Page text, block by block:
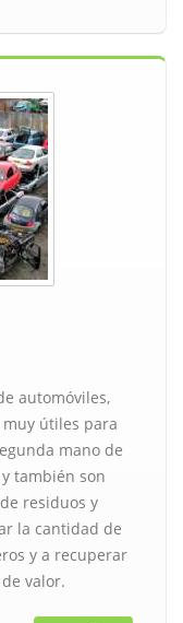
automóviles,
muy útiles para
mano de
también son
residuos y
la cantidad de
y a recuperar
valor.